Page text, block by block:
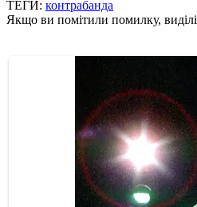
ТЕГИ: контрабанда
Якщо ви помітили помилку,